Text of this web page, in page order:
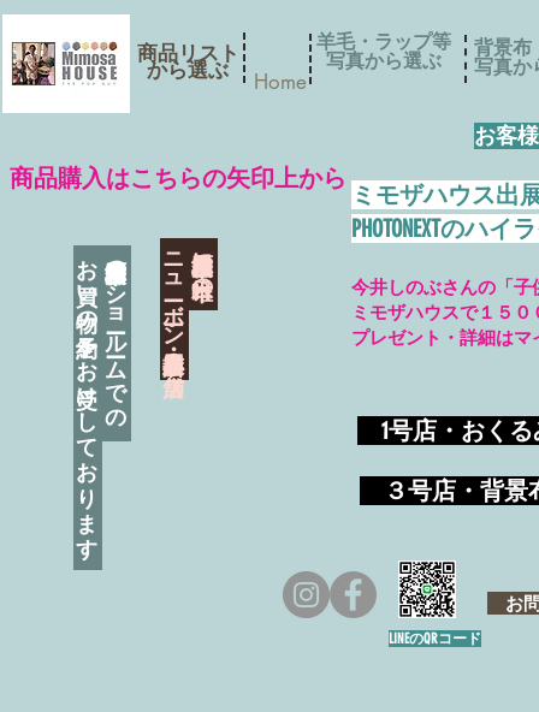
商品リスト
​から選ぶ Home
​商品購入はこちらの矢印上から
神奈川県相模原市に日本唯一の
​ニューボーン撮影用小道具店・３店舗
羊毛・ラップ等
写真から選ぶ
背景布
写真か
お客
ミモザハウス出
PHOTONEXTのハ
神奈川県相模原市のショールームでの
お買い物の予約をお受けしております 1号店・おく
​ ３号店・背
お
今井しのぶさんの「
ミモザハウスで１５
プレゼント・詳細は
LINEのQRコード